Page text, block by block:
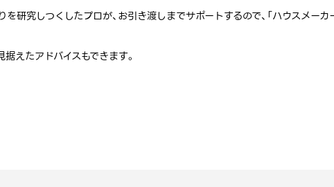
研究しつくしたプロが、お引き渡しまでサポートするので、「ハウスメーカ
えたアドバイスもできます。